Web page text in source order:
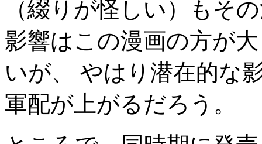
（綴りが怪しい）もそ
影響はこの漫画の方が
いが、 やはり潜在的な
軍配が上がるだろう。